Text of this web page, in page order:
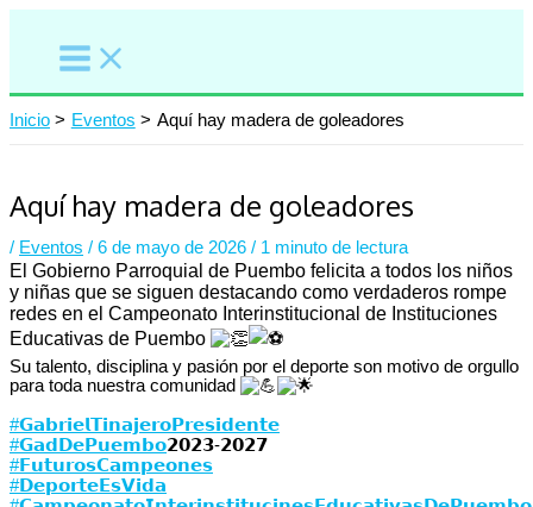
contenido
Inicio Eventos Aquí hay madera de goleadores
Aquí hay madera de goleadores
/ Eventos / 6 de mayo de 2026 / 1 minuto de lectura
El Gobierno Parroquial de Puembo felicita a todos los niños
y niñas que se siguen destacando como verdaderos rompe
redes en el Campeonato Interinstitucional de Instituciones
Educativas de Puembo
Su talento, disciplina y pasión por el deporte son motivo de orgullo
para toda nuestra comunidad
#𝗚𝗮𝗯𝗿𝗶𝗲𝗹𝗧𝗶𝗻𝗮𝗷𝗲𝗿𝗼𝗣𝗿𝗲𝘀𝗶𝗱𝗲𝗻𝘁𝗲
#𝗚𝗮𝗱𝗗𝗲𝗣𝘂𝗲𝗺𝗯𝗼⁣𝟮𝟬𝟮𝟯-𝟮𝟬𝟮𝟳
#𝗙𝘂𝘁𝘂𝗿𝗼𝘀𝗖𝗮𝗺𝗽𝗲𝗼𝗻𝗲𝘀
#𝗗𝗲𝗽𝗼𝗿𝘁𝗲𝗘𝘀𝗩𝗶𝗱𝗮